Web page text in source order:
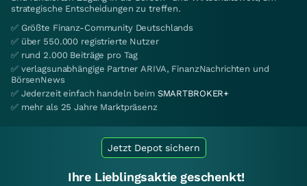
strategische Entscheidungen zu treffen.
✅ Größte Finanz-Community Deutschlands
✅ über 550.000 registrierte Nutzer
✅ rund 2.000 Beiträge pro Tag
✅ verlagsunabhängige Partner ARIVA, FinanzNachrichten und
BörsenNews
✅ Jederzeit einfach handeln beim SMARTBROKER+
✅ mehr als 25 Jahre Marktpräsenz
Jetzt Depot sichern
Ihre Lieblingsaktie geschenkt!